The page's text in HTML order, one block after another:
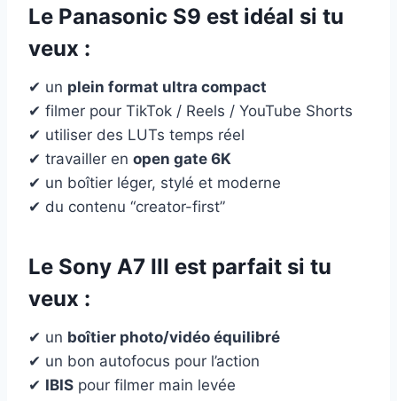
Le Panasonic S9 est idéal si tu
veux :
✔ un plein format ultra compact
✔ filmer pour TikTok / Reels / YouTube Shorts
✔ utiliser des LUTs temps réel
✔ travailler en open gate 6K
✔ un boîtier léger, stylé et moderne
✔ du contenu “creator-first”
Le Sony A7 III est parfait si tu
veux :
✔ un boîtier photo/vidéo équilibré
✔ un bon autofocus pour l’action
✔ IBIS pour filmer main levée